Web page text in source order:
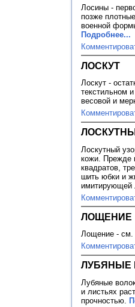
Лосины -
позже
военной
Подробнее...
ЛОСКУТ
Лоскут -
текстильном
весовой и
Лоскутный
кожи. Прежде
квадратов,
шить юбки и
ЛОЩЕНИЕ
Лощение - см.
ЛУБЯНЫЕ
Лубяные
и листьях
прочностью.